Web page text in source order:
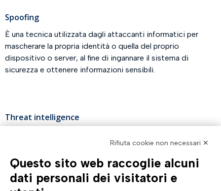
Spoofing
È una tecnica utilizzata dagli attaccanti informatici per
mascherare la propria identità o quella del proprio
dispositivo o server, al fine di ingannare il sistema di
sicurezza e ottenere informazioni sensibili.
Threat intelligence
informatiche, raccolte e analizzate per aiutare le
organizzazioni a comprendere meglio i rischi a cui sono
esposte e prendere decisioni mirate sulla sicurezza
informatica. L’intelligenza sulle minacce può essere raccolta
Rifiuta cookie non necessari ✕
Questo sito web raccoglie alcuni
dati personali dei visitatori e